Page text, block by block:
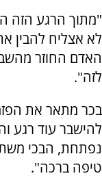
"מתוך הרגע הזה
לא אצליח להבין
האדם החוזר
לזה".
בכר מתאר את
להישבר עוד רגע
נפתחת, הבכי
טיפה ברכה".